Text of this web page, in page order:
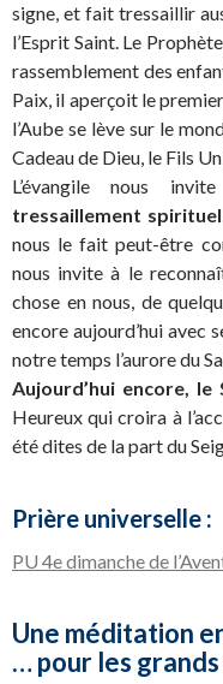
signe, et fait tressaillir
l’Esprit Saint. Le
rassemblement des
Paix, il aperçoit le
l’Aube se lève sur le
Cadeau de Dieu, le Fils
L’évangile nous
tressaillement spirituel
nous le fait peut-être
nous invite à le
chose en nous, de
encore aujourd’hui avec
notre temps l’aurore du
Aujourd’hui encore,
Heureux qui croira à
été dites de la part du
Prière universelle :
PU 4e dimanche de
Une méditation
… pour les